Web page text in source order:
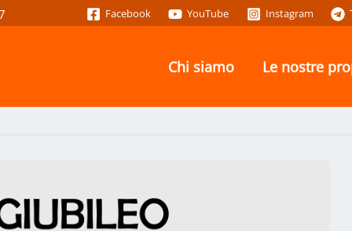
Facebook YouTube Instagram
Chi siamo Le nostre